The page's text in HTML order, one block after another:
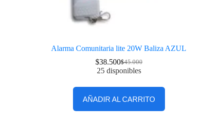
Alarma Comunitaria lite 20W Baliza AZUL
$45.000
$38.500
25 disponibles
AÑADIR AL CARRITO